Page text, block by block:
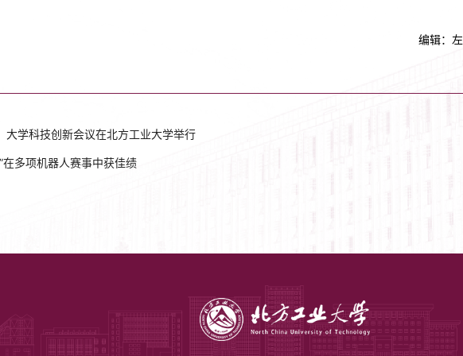
编辑：
大学科技创新会议在北方工业大学举行
在多项机器人赛事中获佳绩